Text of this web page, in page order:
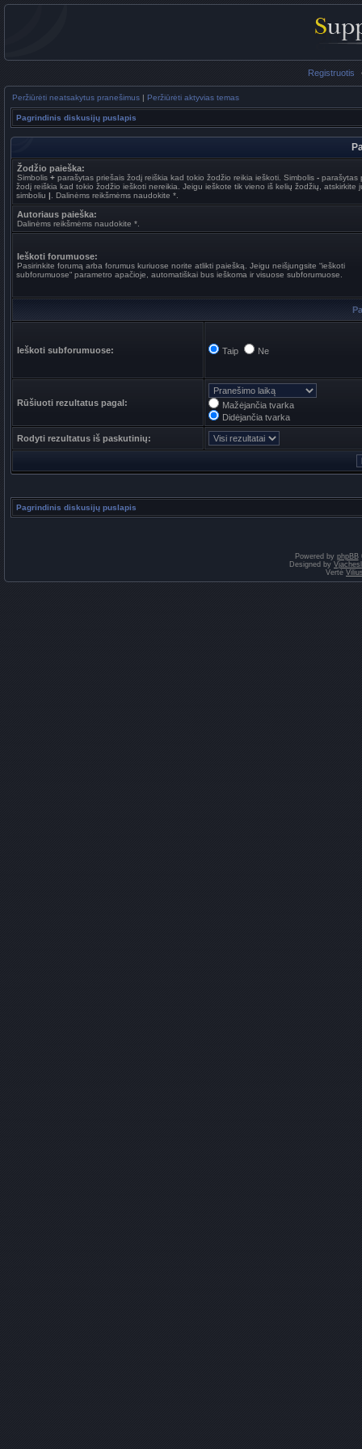
Registruotis
Peržiūrėti neatsakytus pranešimus | Peržiūrėti aktyvias temas
Pagrindinis diskusijų puslapis
Žodžio paieška:
Simbolis + parašytas priešais žodį reiškia kad tokio žodžio reikia ieškoti. Simbolis - parašytas
žodį reiškia kad tokio žodžio ieškoti nereikia. Jeigu ieškote tik vieno iš kelių žodžių, atskirkite
simboliu | . Dalinėms reikšmėms naudokite *.
Autoriaus paieška:
Dalinėms reikšmėms naudokite *.
Ieškoti forumuose:
Pasirinkite forumą arba forumus kuriuose norite atlikti paiešką. Jeigu neišjungsite “ieškoti
subforumuose“ parametro apačioje, automatiškai bus ieškoma ir visuose subforumuose.
Ieškoti subforumuose: Taip Ne
Rūšiuoti rezultatus pagal:
Mažėjančia tvarka
Didėjančia tvarka
Rodyti rezultatus iš paskutinių:
Pagrindinis diskusijų puslapis
Powered by phpBB
Designed by
Vertė